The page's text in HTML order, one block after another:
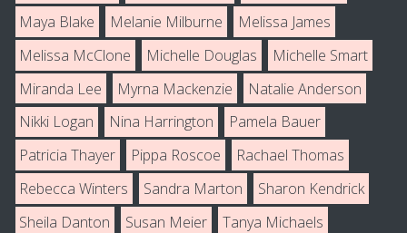
Maya Blake
Melanie Milburne
Melissa James
Melissa McClone
Michelle Douglas
Michelle Smart
Miranda Lee
Myrna Mackenzie
Natalie Anderson
Nikki Logan
Nina Harrington
Pamela Bauer
Patricia Thayer
Pippa Roscoe
Rachael Thomas
Rebecca Winters
Sandra Marton
Sharon Kendrick
Sheila Danton
Susan Meier
Tanya Michaels